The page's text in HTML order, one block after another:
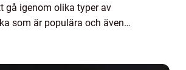
gå igenom olika typer av
som är populära och även